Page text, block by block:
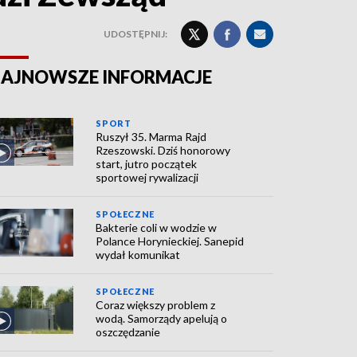
UDOSTĘPNIJ:
INFORMACJE
SPORT
Ruszył 35. Marma Rajd
Rzeszowski. Dziś honorowy
start, jutro początek
sportowej rywalizacji
SPOŁECZNE
Bakterie coli w wodzie w
Polance Horynieckiej. Sanepid
wydał komunikat
SPOŁECZNE
Coraz większy problem z
wodą. Samorządy apelują o
oszczędzanie